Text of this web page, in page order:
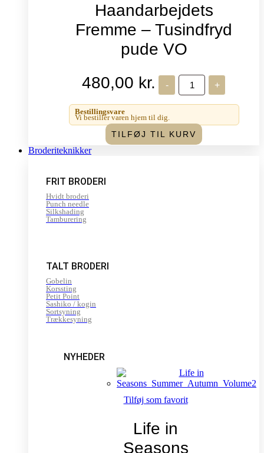
Haandarbejdets
Fremme – Tusindfryd
pude VO
480,00 kr. -
Haandarbejdets
Fremme
-
Tusindfryd
VO
antal
+
Bestillingsvare
Vi bestiller varen hjem til dig.
TILFØJ TIL KURV
Broderiteknikker
FRIT BRODERI
Hvidt broderi
Punch needle
Silkshading
Tamburering
TALT BRODERI
Gobelin
Korssting
Petit Point
Sashiko / kogin
Sortsyning
Trækkesyning
NYHEDER
Tilføj som favorit
Life in
Seasons